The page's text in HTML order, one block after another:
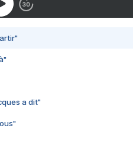
a dit"